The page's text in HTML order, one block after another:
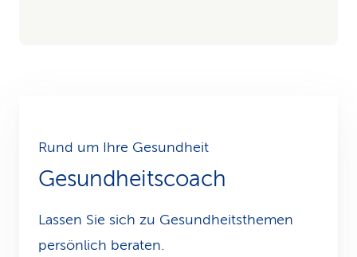
Rund um Ihre Gesundheit
Gesundheitscoach
Lassen Sie sich zu Gesundheits­themen
persönlich beraten.